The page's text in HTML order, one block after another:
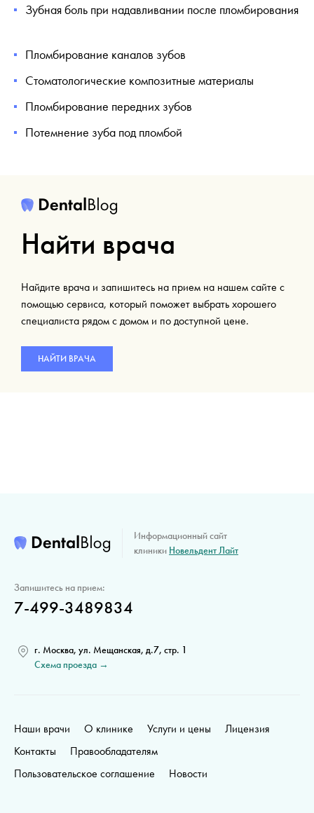
Зубная боль при надавливании после пломбирования
Пломбирование каналов зубов
Стоматологические композитные материалы
Пломбирование передних зубов
Потемнение зуба под пломбой
Найти врача
Найдите врача и запишитесь на прием на нашем сайте с
помощью сервиса, который поможет выбрать хорошего
специалиста рядом с домом и по доступной цене.
НАЙТИ ВРАЧА
Информационный сайт
клиники Новельдент Лайт
Запишитесь на прием:
7-499-3489834
г. Москва, ул. Мещанская, д.7, стр. 1
Схема проезда →
Наши врачи О клинике Услуги и цены
Лицензия
Контакты
Правообладателям
Пользовательское соглашение
Новости